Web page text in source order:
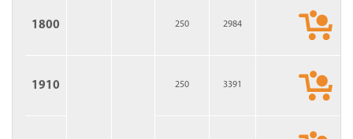
1800 250 2984
1910 250 3391